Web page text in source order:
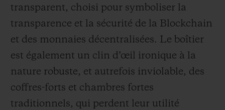
transparent, choisi pour symboliser la
transparence et la sécurité de la Blockchain
et des monnaies décentralisées. Le boîtier
est également un clin d’œil ironique à la
nature robuste, et autrefois inviolable, des
coffres-forts et chambres fortes
traditionnels, qui perdent leur utilité